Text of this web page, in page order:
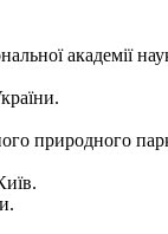
академії
природного